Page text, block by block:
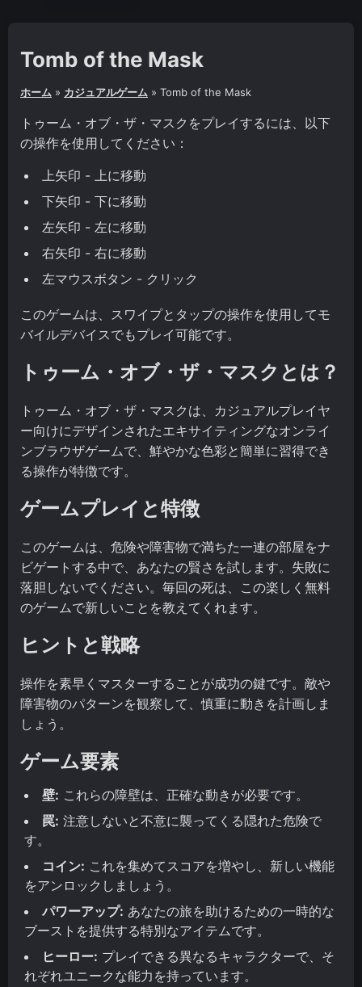
Tomb of the Mask
ホーム » カジュアルゲーム » Tomb of the Mask
トゥーム・オブ・ザ・マスクをプレイするには、以下
の操作を使用してください：
上矢印 - 上に移動
下矢印 - 下に移動
左矢印 - 左に移動
右矢印 - 右に移動
左マウスボタン - クリック
このゲームは、スワイプとタップの操作を使用してモ
バイルデバイスでもプレイ可能です。
トゥーム・オブ・ザ・マスクとは？
トゥーム・オブ・ザ・マスクは、カジュアルプレイヤ
ー向けにデザインされたエキサイティングなオンライ
ンブラウザゲームで、鮮やかな色彩と簡単に習得でき
る操作が特徴です。
ゲームプレイと特徴
このゲームは、危険や障害物で満ちた一連の部屋をナ
ビゲートする中で、あなたの賢さを試します。失敗に
落胆しないでください。毎回の死は、この楽しく無料
のゲームで新しいことを教えてくれます。
ヒントと戦略
操作を素早くマスターすることが成功の鍵です。敵や
障害物のパターンを観察して、慎重に動きを計画しま
しょう。
ゲーム要素
壁: これらの障壁は、正確な動きが必要です。
罠: 注意しないと不意に襲ってくる隠れた危険で
す。
コイン: これを集めてスコアを増やし、新しい機能
をアンロックしましょう。
パワーアップ: あなたの旅を助けるための一時的な
ブーストを提供する特別なアイテムです。
ヒーロー: プレイできる異なるキャラクターで、そ
れぞれユニークな能力を持っています。